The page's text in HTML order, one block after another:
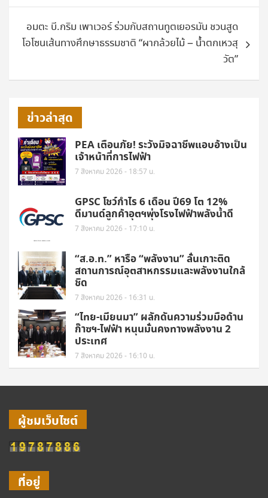
อมตะ บี.กริม เพาเวอร์ ร่วมกับสถานทูตเยอรมัน ชวนสูด
โอโซนเส้นทางศึกษาธรรมชาติ “ผากล้วยไม้ – น้ำตกเหวสุ
วัต”
ข่าวล่าสุด
PEA เตือนภัย! ระวังมิจฉาชีพแอบอ้างเป็น
เจ้าหน้าที่การไฟฟ้า
7 สิงหาคม 2026 - 18:57 น.
GPSC โชว์กำไร 6 เดือน ปี69 โต 12%
ดีมานด์ลูกค้าอุตฯพุ่งโรงไฟฟ้าพลังน้ำดี
7 สิงหาคม 2026 - 17:10 น.
“ส.อ.ท.” หารือ “พลังงาน” ลั่นเกาะติด
สถานการณ์อุตสาหกรรมและพลังงานใกล้
ชิด
7 สิงหาคม 2026 - 16:31 น.
“ไทย-เมียนมา” ผลักดันความร่วมมือด้าน
ก๊าซฯ-ไฟฟ้า หนุนมั่นคงทางพลังงาน 2
ประเทศ
7 สิงหาคม 2026 - 16:10 น.
ผู้ชมเว็บไซต์
ที่อยู่